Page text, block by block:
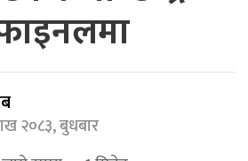
२०८३, बुधबार